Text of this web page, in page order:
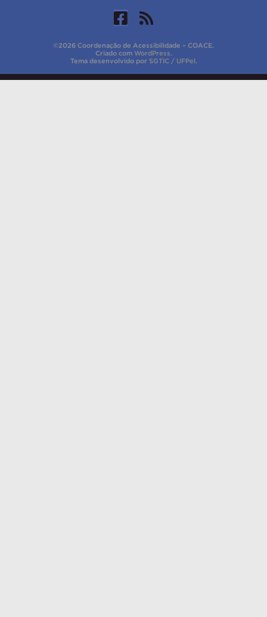
©2026 Coordenação de Acessibilidade – COACE.
Criado com WordPress.
Tema desenvolvido por SGTIC / UFPel.